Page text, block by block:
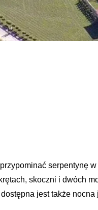
serpentynę
skoczni i dwóch
jest także nocna